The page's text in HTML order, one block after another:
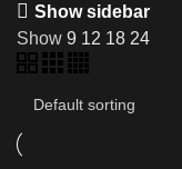
Show sidebar
Show 9 12 18 24